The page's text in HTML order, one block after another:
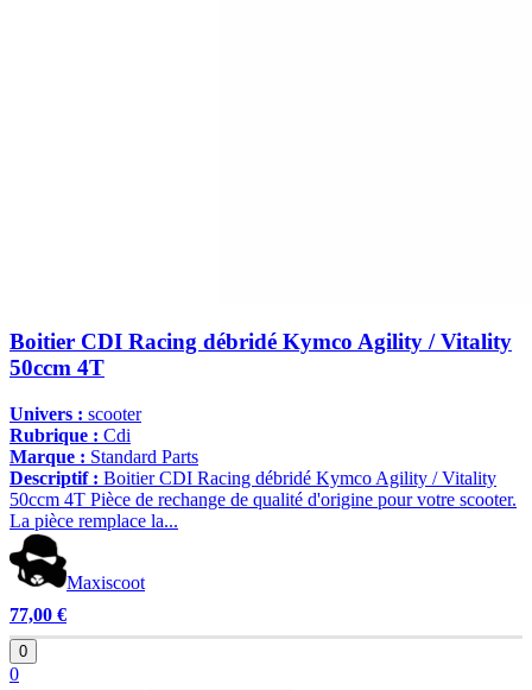
Boitier CDI Racing débridé Kymco Agility / Vitality
50ccm 4T
Univers : scooter
Rubrique : Cdi
Marque : Standard Parts
Descriptif : Boitier CDI Racing débridé Kymco Agility / Vitality
50ccm 4T Pièce de rechange de qualité d'origine pour votre scooter.
La pièce remplace la...
Maxiscoot
77,00 €
0
0